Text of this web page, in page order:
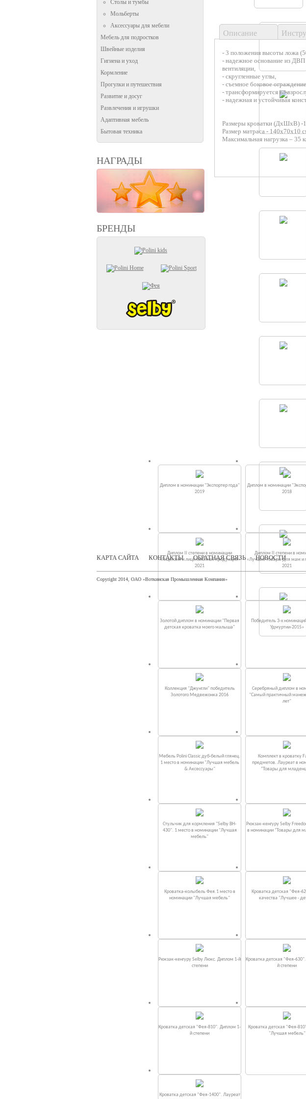
Столы и тумбы
Мольберты
Аксессуары для мебели
Мебель для подростков
Швейные изделия
Гигиена и уход
Кормление
Прогулки и путешествия
Развитие и досуг
Развлечения и игрушки
Адаптивная мебель
Бытовая техника
НАГРАДЫ
БРЕНДЫ
Описание
- 3 положения высоты ложа
- надежное основание из
вентиляции,
- скругленные углы,
- съемное боковое
- трансформируется во
- надежная и устойчивая
Размеры кроватки (ДхШхВ) -
Размер матраса - 140х70х10
Максимальная нагрузка – 35
Диплом в номинации "Экспортер года"
2019
Диплом в номинации
2018
Диплом II степени в номинации
«Лицензия и лицензионная продукция»
2021
Диплом II степени в
«Лучшие товары для мам и
2021
Золотой диплом в номинации "Первая
детская кроватка моего малыша"
Победитель 3-х
Удмуртии-2015»
Коллекция "Джунгли" победитель
Золотого Медвежонка 2016
Серебряный диплом в
"Самый практичный манеж
лет"
Мебель Polini Classic дуб-белый глянец.
1 место в номинации "Лучшая мебель
& Аксессуары"
Комплект в кроватку
предметов. Лауреат в
“Товары для
Стульчик для кормления "Selby BH-
430". 1 место в номинации "Лучшая
мебель"
Рюкзак-кенгуру Selby
в номинации “Товары для
Кроватка-колыбель Фея.1 место в
номинации "Лучшая мебель"
Кроватка детская "Фея-
качества "Лучшее -
Рюкзак-кенгуру Selby Люкс. Диплом 1-й
степени
Кроватка детская "Фея-
й степени
Кроватка детская "Фея-810". Диплом 1-
й степени
Кроватка детская "Фея-
"Лучшая мебель"
Кроватка детская "Фея-1400". Лауреат
КАРТА САЙТА КОНТАКТЫ ОБРАТНАЯ СВЯЗЬ НОВОСТИ
Copyright 2014, ОАО «Воткинская Промышленная Компания»